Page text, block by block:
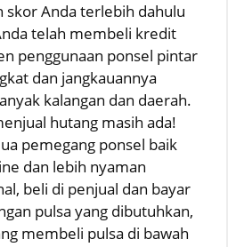
skor Anda terlebih dahulu
telah membeli kredit
penggunaan ponsel pintar
dan jangkauannya
kalangan dan daerah.
hutang masih ada!
pemegang ponsel baik
dan lebih nyaman
beli di penjual dan bayar
pulsa yang dibutuhkan,
membeli pulsa di bawah